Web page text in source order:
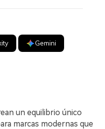
Gemini
un equilibrio único
marcas modernas que